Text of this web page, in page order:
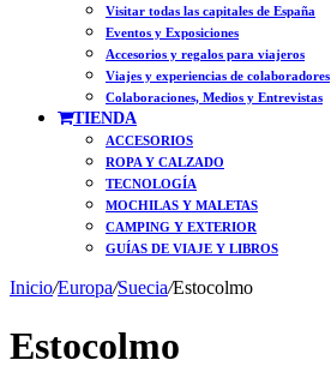
Visitar todas las capitales de España
Eventos y Exposiciones
Accesorios y regalos para viajeros
Viajes y experiencias de colaboradores
Colaboraciones, Medios y Entrevistas
TIENDA
ACCESORIOS
ROPA Y CALZADO
TECNOLOGÍA
MOCHILAS Y MALETAS
CAMPING Y EXTERIOR
GUÍAS DE VIAJE Y LIBROS
Inicio/Europa/Suecia/Estocolmo
Estocolmo